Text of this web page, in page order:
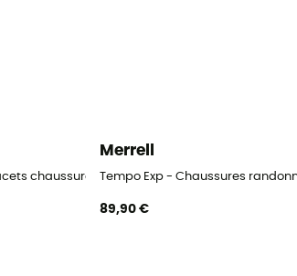
chaussures alpinisme
Merrell
Tempo Exp - Chaussures
89,90 €